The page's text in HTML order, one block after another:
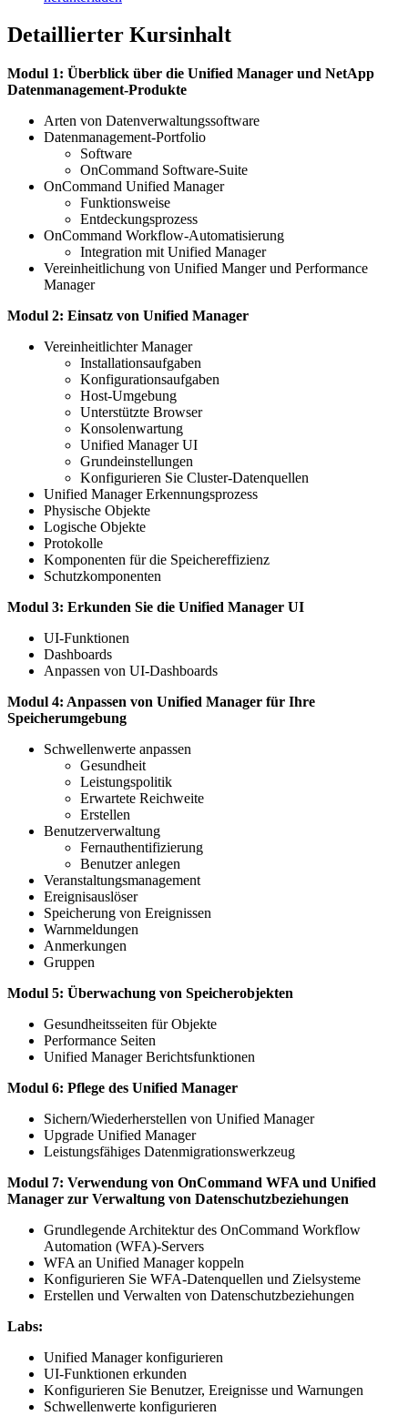
Detaillierter Kursinhalt
Modul 1: Überblick über die Unified Manager und NetApp
Datenmanagement-Produkte
Arten von Datenverwaltungssoftware
Datenmanagement-Portfolio
Software
OnCommand Software-Suite
OnCommand Unified Manager
Funktionsweise
Entdeckungsprozess
OnCommand Workflow-Automatisierung
Integration mit Unified Manager
Vereinheitlichung von Unified Manger und Performance
Manager
Modul 2: Einsatz von Unified Manager
Vereinheitlichter Manager
Installationsaufgaben
Konfigurationsaufgaben
Host-Umgebung
Unterstützte Browser
Konsolenwartung
Unified Manager UI
Grundeinstellungen
Konfigurieren Sie Cluster-Datenquellen
Unified Manager Erkennungsprozess
Physische Objekte
Logische Objekte
Protokolle
Komponenten für die Speichereffizienz
Schutzkomponenten
Modul 3: Erkunden Sie die Unified Manager UI
UI-Funktionen
Dashboards
Anpassen von UI-Dashboards
Modul 4: Anpassen von Unified Manager für Ihre
Speicherumgebung
Schwellenwerte anpassen
Gesundheit
Leistungspolitik
Erwartete Reichweite
Erstellen
Benutzerverwaltung
Fernauthentifizierung
Benutzer anlegen
Veranstaltungsmanagement
Ereignisauslöser
Speicherung von Ereignissen
Warnmeldungen
Anmerkungen
Gruppen
Modul 5: Überwachung von Speicherobjekten
Gesundheitsseiten für Objekte
Performance Seiten
Unified Manager Berichtsfunktionen
Modul 6: Pflege des Unified Manager
Sichern/Wiederherstellen von Unified Manager
Upgrade Unified Manager
Leistungsfähiges Datenmigrationswerkzeug
Modul 7: Verwendung von OnCommand WFA und Unified
Manager zur Verwaltung von Datenschutzbeziehungen
Grundlegende Architektur des OnCommand Workflow
Automation (WFA)-Servers
WFA an Unified Manager koppeln
Konfigurieren Sie WFA-Datenquellen und Zielsysteme
Erstellen und Verwalten von Datenschutzbeziehungen
Labs:
Unified Manager konfigurieren
UI-Funktionen erkunden
Konfigurieren Sie Benutzer, Ereignisse und Warnungen
Schwellenwerte konfigurieren